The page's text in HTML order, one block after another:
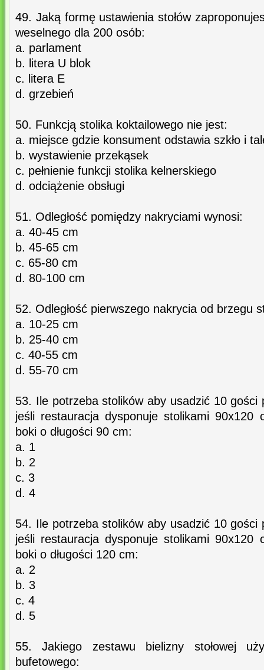
49. Jaką formę ustawienia stołów
weselnego dla 200 osób:
a. parlament
b. litera U blok
c. litera E
d. grzebień
50. Funkcją stolika koktailowego nie jest:
a. miejsce gdzie konsument odstawia szkło i
b. wystawienie przekąsek
c. pełnienie funkcji stolika kelnerskiego
d. odciążenie obsługi
51. Odległość pomiędzy nakryciami wynosi:
a. 40-45 cm
b. 45-65 cm
c. 65-80 cm
d. 80-100 cm
52. Odległość pierwszego nakrycia od brzegu
a. 10-25 cm
b. 25-40 cm
c. 40-55 cm
d. 55-70 cm
53. Ile potrzeba stolików aby usadzić 10
jeśli restauracja dysponuje stolikami 90x120
boki o długości 90 cm:
a. 1
b. 2
c. 3
d. 4
54. Ile potrzeba stolików aby usadzić 10
jeśli restauracja dysponuje stolikami 90x120
boki o długości 120 cm:
a. 2
b. 3
c. 4
d. 5
55. Jakiego zestawu bielizny stołowej
bufetowego: